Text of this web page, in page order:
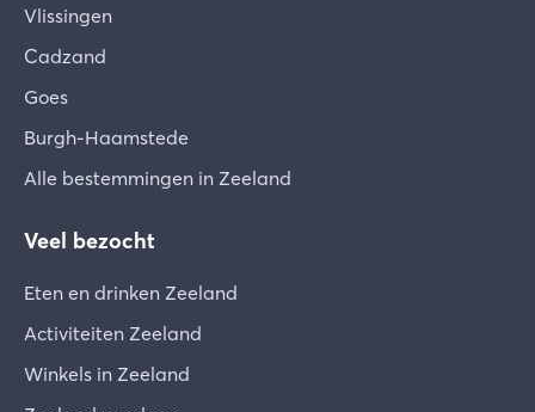
Vlissingen
Cadzand
Goes
Burgh-Haamstede
Alle bestemmingen in Zeeland
Veel bezocht
Eten en drinken Zeeland
Activiteiten Zeeland
Winkels in Zeeland